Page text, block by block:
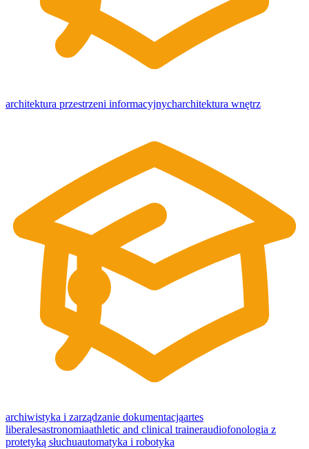
architektura przestrzeni informacyjnycharchitektura wnętrz
archiwistyka i zarządzanie dokumentacjąartes
liberalesastronomiaathletic and clinical traineraudiofonologia z
protetyką słuchuautomatyka i robotyka